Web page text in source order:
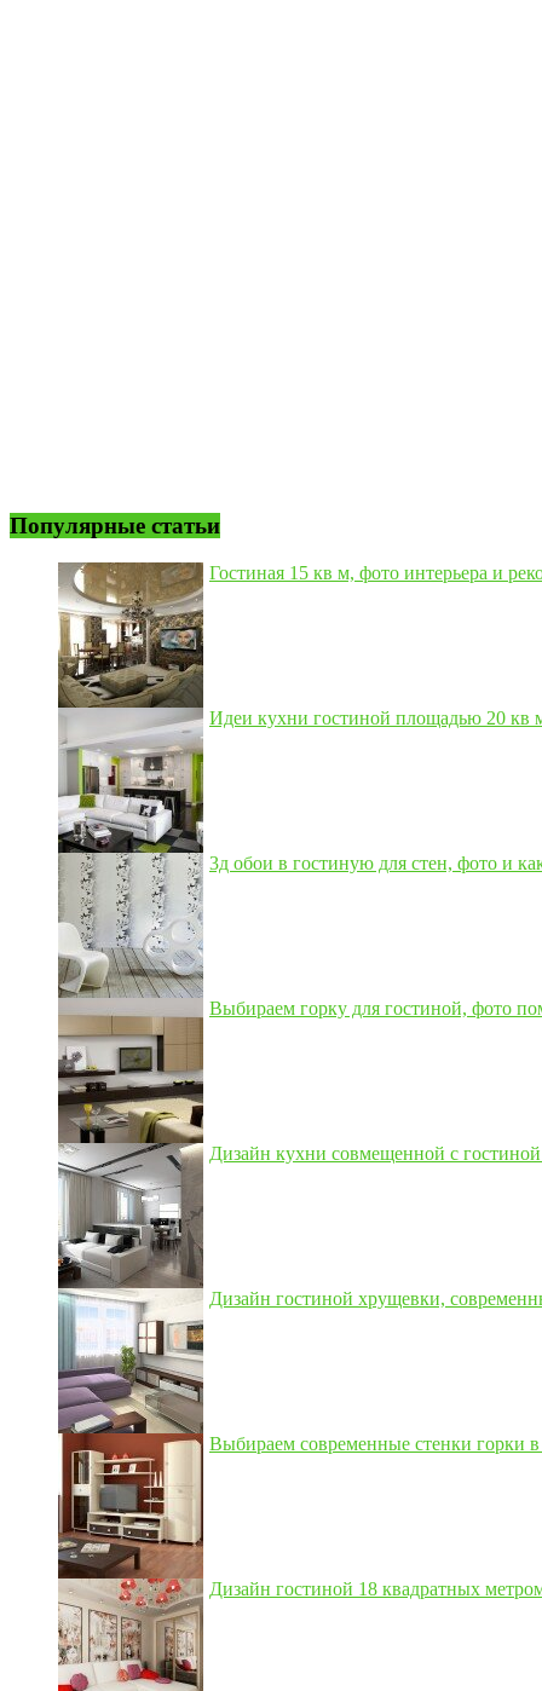
Популярные статьи
Гостиная 15 кв м, фото интерьера и
Идеи кухни гостиной площадью 20 кв
3д обои в гостиную для стен, фото и
Выбираем горку для гостиной, фото
Дизайн кухни совмещенной с
Дизайн гостиной хрущевки,
Выбираем современные стенки горки
Дизайн гостиной 18 квадратных